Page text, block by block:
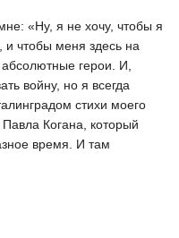
«Ну, я не хочу, чтобы я
и чтобы меня здесь на
герои. И,
войну, но я всегда
стихи моего
Когана, который
время. И там